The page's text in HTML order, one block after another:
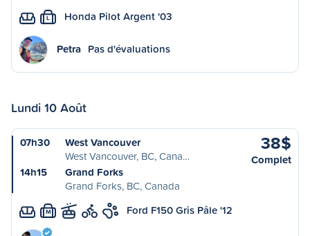
L Honda Pilot Argent '03
Petra Pas d'évaluations
Lundi 10 Août
07h30
West Vancouver
West Vancouver, BC, Cana…
14h15
Grand Forks
Grand Forks, BC, Canada
38$
Complet
M Ford F150 Gris Pâle '12